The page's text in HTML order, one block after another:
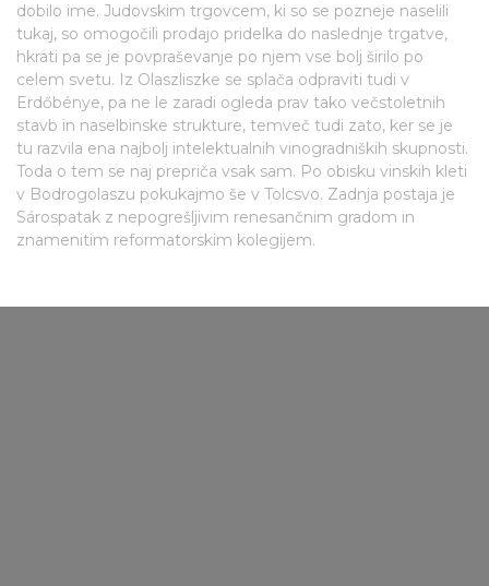
dobilo ime. Judovskim trgovcem, ki so se pozneje naselili
tukaj, so omogočili prodajo pridelka do naslednje trgatve,
hkrati pa se je povpraševanje po njem vse bolj širilo po
celem svetu. Iz Olaszliszke se splača odpraviti tudi v
Erdőbénye, pa ne le zaradi ogleda prav tako večstoletnih
stavb in naselbinske strukture, temveč tudi zato, ker se je
tu razvila ena najbolj intelektualnih vinogradniških skupnosti.
Toda o tem se naj prepriča vsak sam. Po obisku vinskih kleti
v Bodrogolaszu pokukajmo še v Tolcsvo. Zadnja postaja je
Sárospatak z nepogrešljivim renesančnim gradom in
znamenitim reformatorskim kolegijem.